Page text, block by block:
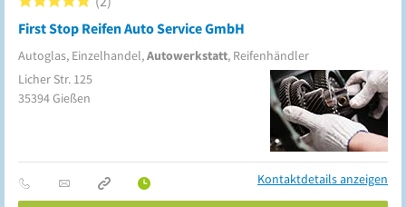
First Stop Reifen Auto Service GmbH
Autoglas, Einzelhandel,Autowerkstatt, Reifenhändler
Licher Str. 125
35394Gießen
Kontaktdetails anzeigen